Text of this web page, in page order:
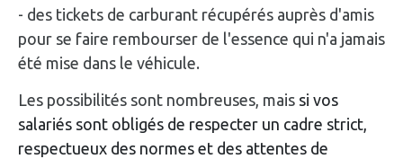
- des tickets de carburant récupérés auprès d'amis
pour se faire rembourser de l'essence qui n'a jamais
été mise dans le véhicule.
Les possibilités sont nombreuses, mais si vos
salariés sont obligés de respecter un cadre strict,
respectueux des normes et des attentes de